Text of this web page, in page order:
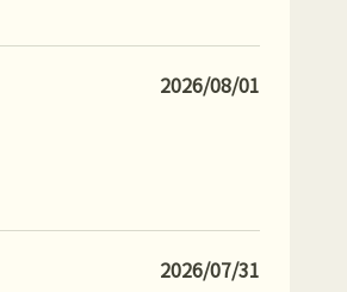
2026/08/01
2026/07/31